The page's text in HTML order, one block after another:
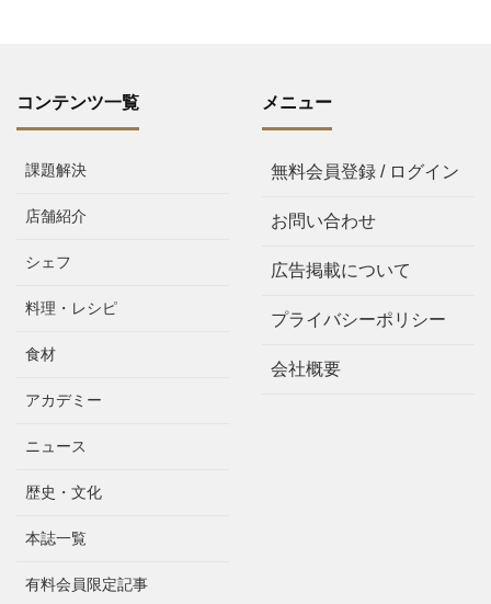
コンテンツ一覧
課題解決
店舗紹介
シェフ
料理・レシピ
食材
アカデミー
ニュース
歴史・文化
本誌一覧
有料会員限定記事
メニュー
無料会員登録 / ログイン
お問い合わせ
広告掲載について
プライバシーポリシー
会社概要